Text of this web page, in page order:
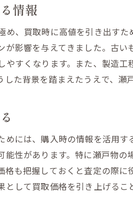
過去の取引事例をチェックする
レビューや評価を参考にする
契約内容をしっかり確認する
市場動向を把握する方法
相場と実際の査定価格の違い
相場情報を活用した交渉術
情報
、買取時に高値を引き出す
影響を与えてきました。古
すくなります。また、製造
た背景を踏まえたうえで、
には、購入時の情報を活用
性があります。特に瀬戸物
も把握しておくと査定の際
して買取価格を引き上げる